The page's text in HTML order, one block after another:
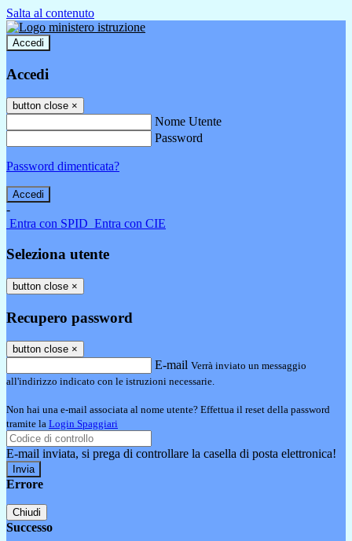
Salta al contenuto
Accedi
Accedi
button close ×
Nome Utente
Password
Password dimenticata?
-
Entra con SPID Entra con CIE
Seleziona utente
button close ×
Recupero password
button close ×
E-mail Verrà inviato un messaggio
all'indirizzo indicato con le istruzioni necessarie.
Non hai una e-mail associata al nome utente? Effettua il reset della password
tramite la Login Spaggiari
E-mail inviata, si prega di controllare la casella di posta elettronica!
Errore
Chiudi
Successo